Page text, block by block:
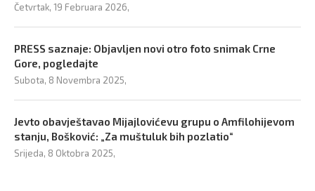
Četvrtak, 19 Februara 2026,
PRESS saznaje: Objavljen novi otro foto snimak Crne
Gore, pogledajte
Subota, 8 Novembra 2025,
Jevto obavještavao Mijajlovićevu grupu o Amfilohijevom
stanju, Bošković: „Za muštuluk bih pozlatio“
Srijeda, 8 Oktobra 2025,